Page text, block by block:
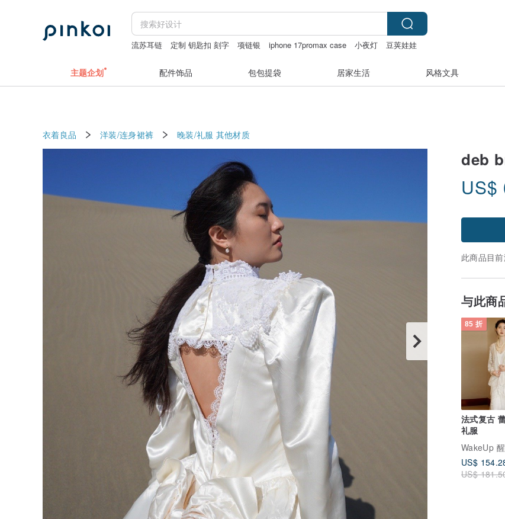
流苏耳链 定制 钥匙扣 刻字 项链银 iphone 17promax case 小夜灯
豆荚娃娃
主题企划 配件饰品 包包提袋 居家生活 风格文具
衣着良品 洋装/连身裙裤 晚装/礼服 其他材质
deb
US$
此商品目
与此商
85 折
法式复古
礼服
WakeUp
US$
US$